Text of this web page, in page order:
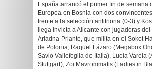
España arrancó el primer fin de semana
Europea en Bosnia con dos
frente a la selección anfitriona (0-3) y
llega invicta a Alicante con jugadoras
Ariadna Priante, que milita en el Sokot
de Polonia, Raquel Lázaro (Megabox
Savio Vallefoglia de Italia), Lucía Varela
Stuttgart), Zoi Mavrommatis (Ladies in